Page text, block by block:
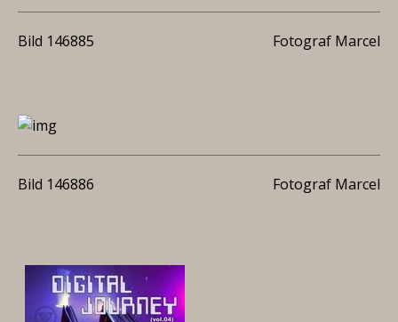
Bild 146885 Fotograf Marcel
Bild 146886 Fotograf Marcel